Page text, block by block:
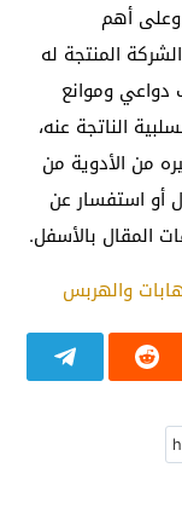
تعرفنا على دواء ايزوميلودان Esomelodan وعلى أهم
المنتجة له
دواعي وموانع
الناتجة عنه،
من الأدوية من
أو استفسار عن
المقال بالأسفل.